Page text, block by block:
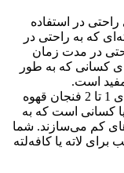
در استفاده
که به راحتی در
در مدت زمان
کسانی که به طور
است.
کسانی است که به
کم می‌سازند. شما
لاته یا کافه‌لته